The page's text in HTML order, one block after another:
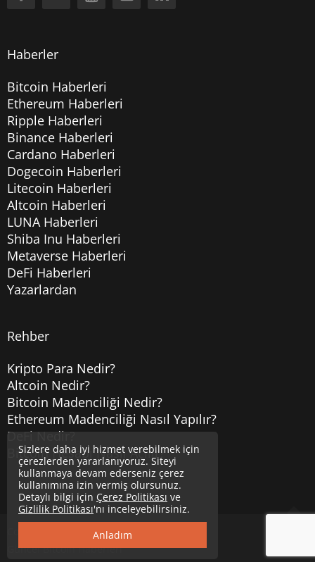
Haberler
Bitcoin Haberleri
Ethereum Haberleri
Ripple Haberleri
Binance Haberleri
Cardano Haberleri
Dogecoin Haberleri
Litecoin Haberleri
Altcoin Haberleri
LUNA Haberleri
Shiba Inu Haberleri
Metaverse Haberleri
DeFi Haberleri
Yazarlardan
Rehber
Kripto Para Nedir?
Altcoin Nedir?
Bitcoin Madenciliği Nedir?
Ethereum Madenciliği Nasıl Yapılır?
DeFi Nedir?
Bitcoin Hesabı Nasıl Açılır?
Uzmancoin
Güncel Bitcoin Haberleri
Sizlere daha iyi hizmet verebilmek için
çerezlerden yararlanıyoruz. Siteyi
kullanmaya devam ederseniz çerez
kullanımına izin vermiş olursunuz.
Detaylı bilgi için Çerez Politikası ve
Gizlilik Politikası'nı inceleyebilirsiniz.
Anladım